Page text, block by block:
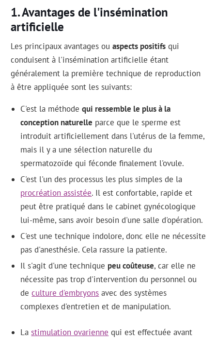
Avantages de l'insémination
artificielle
Les principaux avantages ouaspects positifs qui
conduisent à l'insémination artificielle étant
généralement la première technique de reproduction
à être appliquée sont les suivants:
C'est la méthodequi ressemble le plus à la
conception naturelle parce que le sperme est
introduit artificiellement dans l'utérus de la femme,
mais il y a une sélection naturelle du
spermatozoïde qui féconde finalement l'ovule.
C'est l'un des processus les plus simples de la
procréation assistée. Il est confortable, rapide et
peut être pratiqué dans le cabinet gynécologique
lui-même, sans avoir besoin d'une salle d'opération.
C'est une technique indolore, donc elle ne nécessite
pas d'anesthésie. Cela rassure la patiente.
Il s'agit d'une technique peu coûteuse, car elle ne
nécessite pas trop d'intervention du personnel ou
deculture d'embryons avec des systèmes
complexes d'entretien et de manipulation.
Lastimulation ovarienne qui est effectuée avant